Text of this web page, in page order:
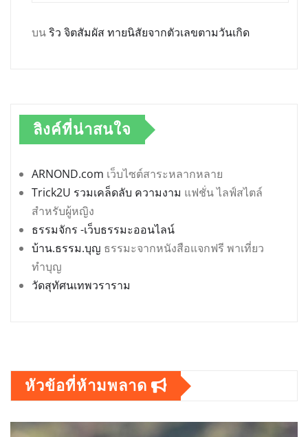
บนริว จิตสัมผัส ทายนิสัยจากตัวเลขตามวันเกิด
ลิงค์ที่น่าสนใจ
ARNOND.com เว็บไซต์สาระหลากหลาย
Trick2U รวมเคล็ดลับ ความงาม แฟชั่น ไลฟ์สไตล์
สำหรับผู้หญิง
ธรรมจักร -เว็บธรรมะออนไลน์
บ้าน.ธรรม.บุญ ธรรมะจากหนังสือแจกฟรี พาเที่ยว
ทำบุญ
วัดสุทัศนเทพวราราม
หัวข้อที่ห้ามพลาด